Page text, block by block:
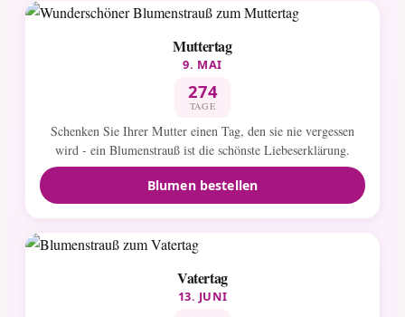
Muttertag
9. MAI
274
TAGE
Schenken Sie Ihrer Mutter einen Tag, den sie nie vergessen
wird - ein Blumenstrauß ist die schönste Liebeserklärung.
Blumen bestellen
Vatertag
13. JUNI